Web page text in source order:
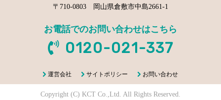
〒710-0803 岡山県倉敷市中島2661-1
お電話でのお問い合わせはこちら
0120-021-337
運営会社 サイトポリシー お問い合わせ
Copyright (C) KCT Co.,Ltd. All Rights Reserved.